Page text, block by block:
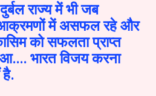
राज्य में भी जब
आक्रमणों में असफल रहे और
को सफलता प्राप्त
भारत विजय करना
है.